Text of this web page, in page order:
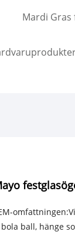
Mardi
ball, hänge